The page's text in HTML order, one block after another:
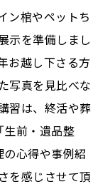
ン棺やペットち
示を準備しまし
お越し下さる方
写真を見比べな
習は、終活や葬
生前・遺品整
の心得や事例紹
を感じさせて頂